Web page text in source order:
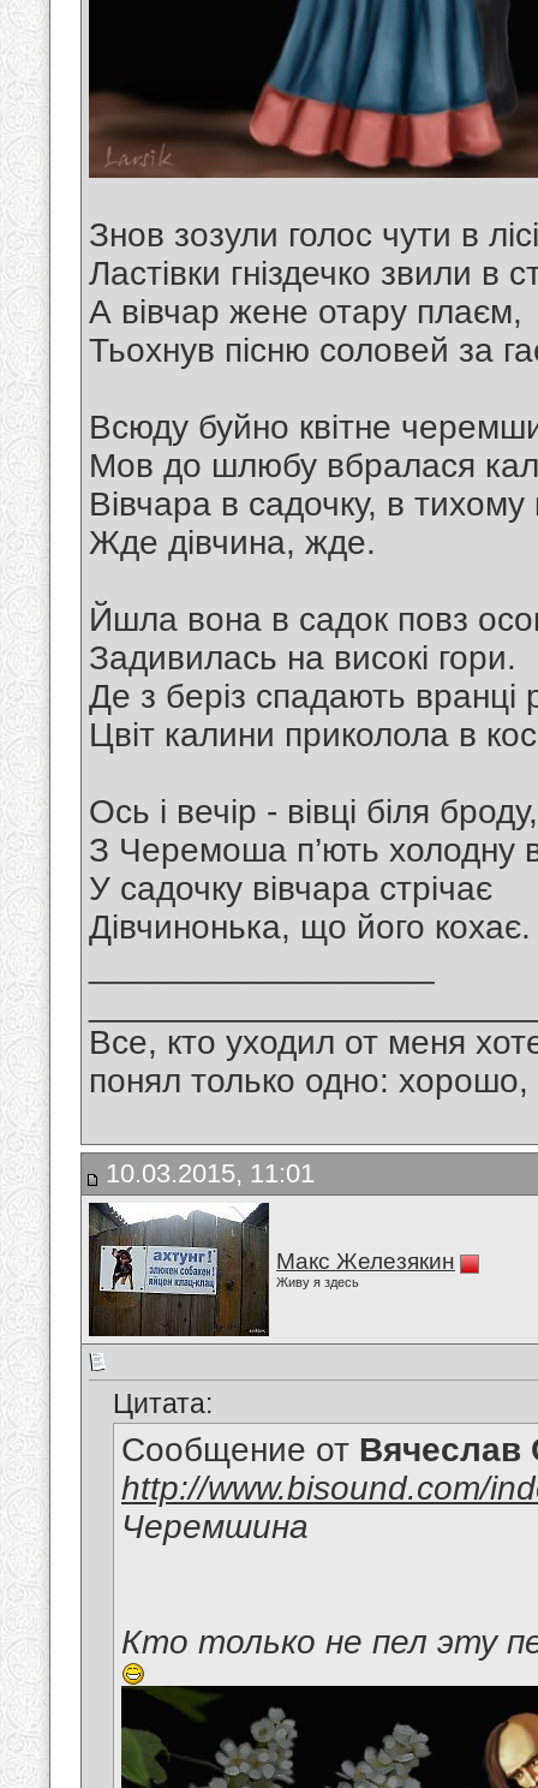
Знов зозули голос чути в
Ластівки гніздечко звили в
А вівчар жене отару плаєм,
Тьохнув пісню соловей за
Всюду буйно квітне
Мов до шлюбу вбралася
Вівчара в садочку, в тихому
Жде дівчина, жде.
Йшла вона в садок повз
Задивилась на високі гори.
Де з беріз спадають вранці
Цвіт калини приколола в
Ось і вечір - вівці біля броду,
З Черемоша п’ють холодну
У садочку вівчара стрічає
Дівчинонька, що його кохає.
Все, кто уходил от меня
понял только одно:
10.03.2015, 11:01
Макс Железякин
Живу я здесь
Цитата:
Сообщение от Вячеслав
http://www.bisound.com/
Черемшина
Кто только не пел эту